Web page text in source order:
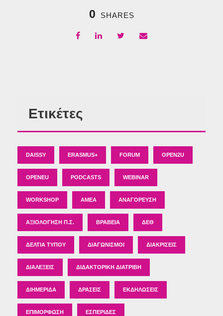
0 SHARES
Ετικέτες
DAISSY ERASMUS+ FORUM OPEN2U
OPENEU PODCASTS WEBINAR
WORKSHOP ΑΜΕΑ ΑΝΑΓΌΡΕΥΣΗ
ΑΞΙΟΛΌΓΗΣΗ Π.Σ. ΒΡΑΒΕΊΑ ΔΕΘ
ΔΕΛΤΊΑ ΤΎΠΟΥ ΔΙΑΓΩΝΙΣΜΟΊ ΔΙΑΚΡΊΣΕΙΣ
ΔΙΑΛΈΞΕΙΣ ΔΙΔΑΚΤΟΡΙΚΉ ΔΙΑΤΡΙΒΉ
ΔΙΗΜΕΡΊΔΑ ΔΡΆΣΕΙΣ ΕΚΔΗΛΏΣΕΙΣ
ΕΠΙΜΌΡΦΩΣΗ ΕΣΠΕΡΊΔΕΣ